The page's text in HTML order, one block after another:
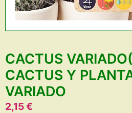
CACTUS
CACTUS Y
VARIADO
2,15€